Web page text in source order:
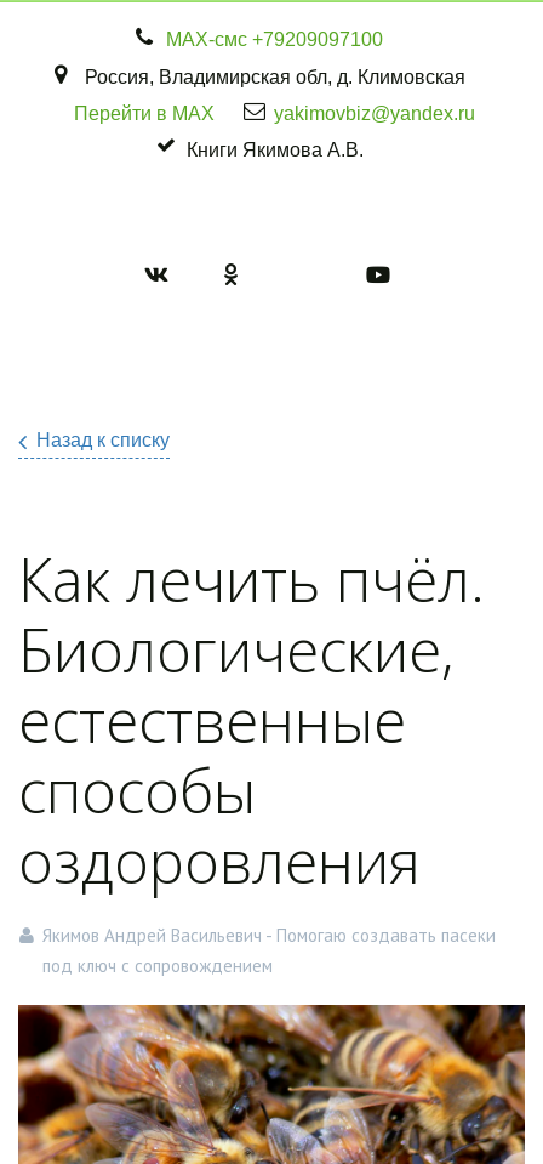
МАХ-смс +79209097100
Россия, Владимирская обл, д. Климовская
Перейти в MAX
yakimovbiz@yandex.ru
Книги Якимова А.В.
Назад к списку
Как лечить пчёл.
Биологические,
естественные
способы
оздоровления
Якимов Андрей Васильевич - Помогаю создавать пасеки
под ключ с сопровождением